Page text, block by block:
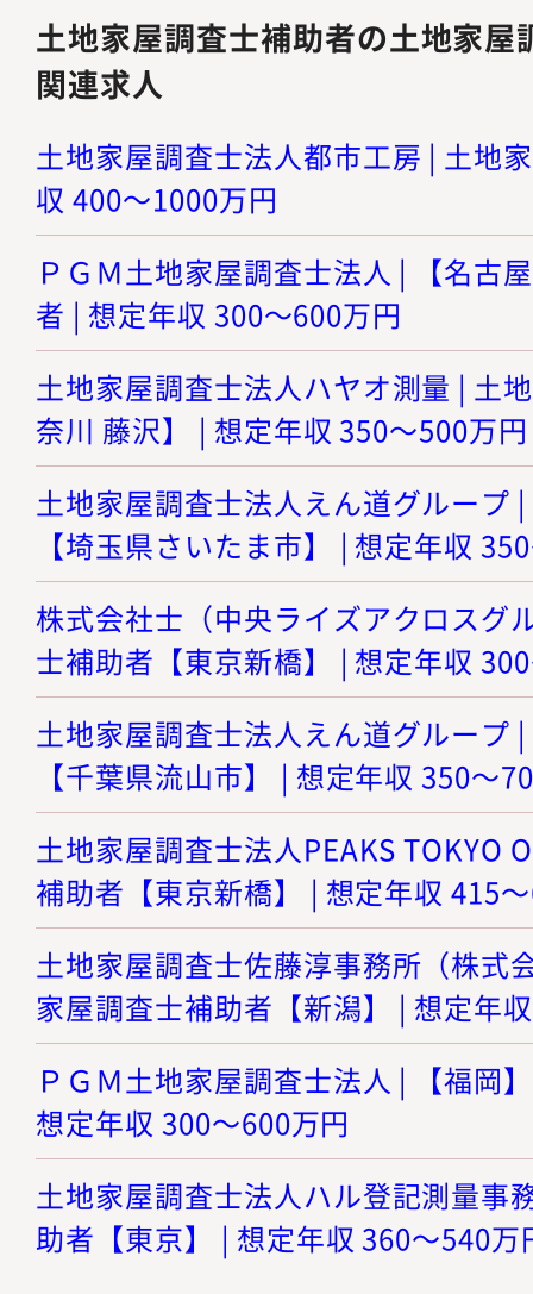
土地家屋調査士補助者の土地家屋
関連求人
土地家屋調査士法人都市工房 | 土地
収 400～1000万円
ＰＧＭ土地家屋調査士法人 | 【名古
者 | 想定年収 300～600万円
土地家屋調査士法人ハヤオ測量 | 土
奈川 藤沢】 | 想定年収 350～500万円
土地家屋調査士法人えん道グループ
【埼玉県さいたま市】 | 想定年収
株式会社士（中央ライズアクロスグ
士補助者【東京新橋】 | 想定年収
土地家屋調査士法人えん道グループ
【千葉県流山市】 | 想定年収 350～
土地家屋調査士法人PEAKS TOKYO
補助者【東京新橋】 | 想定年収 415
土地家屋調査士佐藤淳事務所（株式
家屋調査士補助者【新潟】 | 想定年
ＰＧＭ土地家屋調査士法人 | 【福岡
想定年収 300～600万円
土地家屋調査士法人ハル登記測量事
助者【東京】 | 想定年収 360～540万